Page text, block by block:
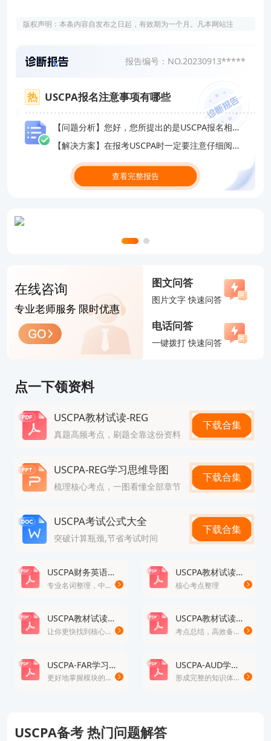
版权声明：本条内容自发布之日起，有效期为一个月。凡本网站注
不得转载、链接、转帖或以其他方式使用。 经本网站合法授权的，应
校”或“来源高顿”，并不得对作品中出现的“高顿”字样进行删减、替换
等。违反上述声明者，本网站将依法追究其法律责任。 本网站的部分
资料转载自互联网，均尽力标明作者和出处。本网站转载的目的在于
传递更多信息，并不意味着赞同其观点或证实其描述，本网站不对其
真实性负责。 如您认为本网站刊载作品涉及版权等问题，请与本网站
联系(邮箱fawu@gaodun.com，电话：021-31587497)，本网站核实
确认后会尽快予以处理。
报告编号：NO.20230913*****
USCPA报名注意事项有哪些
【问题分析】您好，您所提出的是USCPA报名相关的问题
【解决方案】在报考USCPA时一定要注意仔细阅读官方网站中的考试报名通知和相关规定，确保自己符合报考条件并按照规定的程序和步骤进行报名和缴费。
查看完整报告
在线咨询
专业老师服务 限时优惠
图文问答
图片文字 快速问答
电话问答
一键拨打 快速问答
点一下领资料
USCPA教材试读-REG
真题高频考点，刷题全靠这份资料
下载合集
USCPA-REG学习思维导图
梳理核心考点，一图看懂全部章节
下载合集
USCPA考试公式大全
突破计算瓶颈,节省考试时间
下载合集
USCPA财务英语词典
专业名词整理，中英文对照
USCPA教材试读-FAR
核心考点整理
USCPA教材试读-BEC
让你更快找到核心考点
USCPA教材试读-AUD
考点总结，高效备考
USCPA-FAR学习思维导图
更好地掌握模块的重点知识
USCPA-AUD学习思维导图
形成完整的知识体系，轻松掌握考试重点
USCPA备考 热门问题解答